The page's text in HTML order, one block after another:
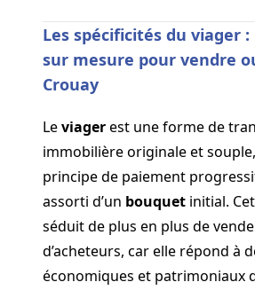
Les spécificités du viager
sur mesure pour vendre
Crouay
Leviagerest une forme de
immobilière originale et
principe de paiement
assorti d’un bouquet initial.
séduit de plus en plus de
d’acheteurs, car elle répond à
économiques et patrimoniaux